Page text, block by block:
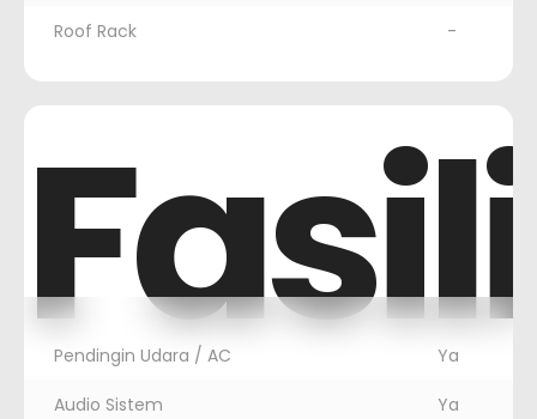
Roof Rack -
Pendingin Udara / AC Ya
Audio Sistem Ya